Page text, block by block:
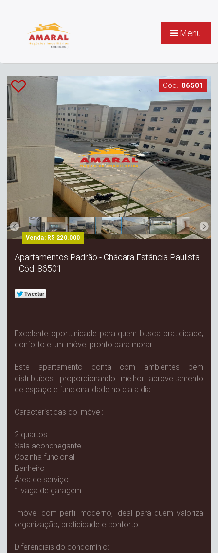
Menu
Cód.: 86501
Venda: R$ 220.000
Apartamentos Padrão - Chácara Estância Paulista
- Cód: 86501
Excelente oportunidade para quem busca praticidade,
conforto e um imóvel pronto para morar!
Este apartamento conta com ambientes bem
distribuídos, proporcionando melhor aproveitamento
de espaço e funcionalidade no dia a dia.
Características do imóvel:
2 quartos
Sala aconchegante
Cozinha funcional
Banheiro
Área de serviço
1 vaga de garagem
Imóvel com perfil moderno, ideal para quem valoriza
organização, praticidade e conforto.
Diferenciais do condomínio: